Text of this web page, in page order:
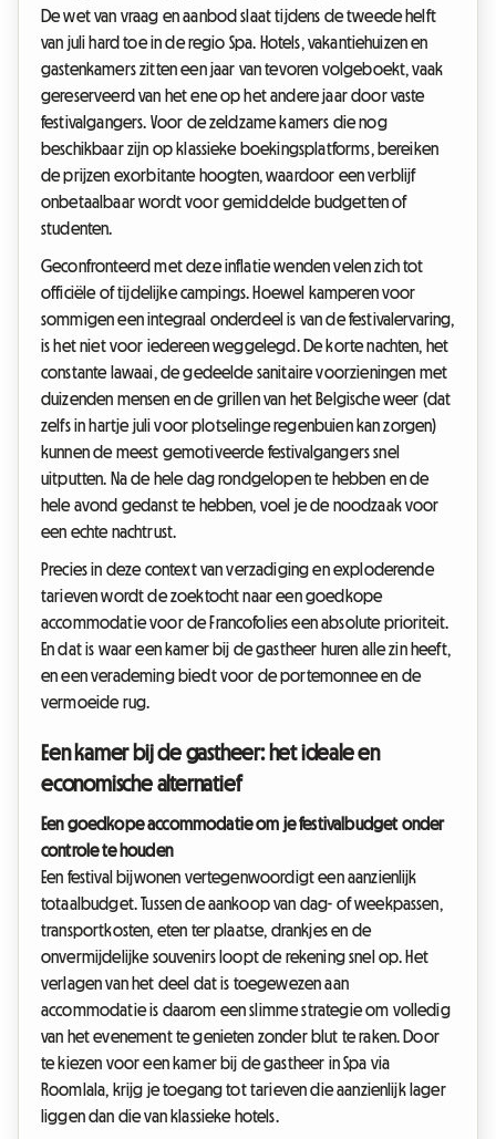
De wet van vraag en aanbod slaat tijdens de tweede helft
van juli hard toe in de regio Spa. Hotels, vakantiehuizen en
gastenkamers zitten een jaar van tevoren volgeboekt, vaak
gereserveerd van het ene op het andere jaar door vaste
festivalgangers. Voor de zeldzame kamers die nog
beschikbaar zijn op klassieke boekingsplatforms, bereiken
de prijzen exorbitante hoogten, waardoor een verblijf
onbetaalbaar wordt voor gemiddelde budgetten of
studenten.
Geconfronteerd met deze inflatie wenden velen zich tot
officiële of tijdelijke campings. Hoewel kamperen voor
sommigen een integraal onderdeel is van de festivalervaring,
is het niet voor iedereen weggelegd. De korte nachten, het
constante lawaai, de gedeelde sanitaire voorzieningen met
duizenden mensen en de grillen van het Belgische weer (dat
zelfs in hartje juli voor plotselinge regenbuien kan zorgen)
kunnen de meest gemotiveerde festivalgangers snel
uitputten. Na de hele dag rondgelopen te hebben en de
hele avond gedanst te hebben, voel je de noodzaak voor
een echte nachtrust.
Precies in deze context van verzadiging en exploderende
tarieven wordt de zoektocht naar een goedkope
accommodatie voor de Francofolies een absolute prioriteit.
En dat is waar een kamer bij de gastheer huren alle zin heeft,
en een verademing biedt voor de portemonnee en de
vermoeide rug.
Een kamer bij de gastheer: het ideale en
economische alternatief
Een goedkope accommodatie om je festivalbudget onder
controle te houden
Een festival bijwonen vertegenwoordigt een aanzienlijk
totaalbudget. Tussen de aankoop van dag- of weekpassen,
transportkosten, eten ter plaatse, drankjes en de
onvermijdelijke souvenirs loopt de rekening snel op. Het
verlagen van het deel dat is toegewezen aan
accommodatie is daarom een slimme strategie om volledig
van het evenement te genieten zonder blut te raken. Door
te kiezen voor een kamer bij de gastheer in Spa via
Roomlala, krijg je toegang tot tarieven die aanzienlijk lager
liggen dan die van klassieke hotels.